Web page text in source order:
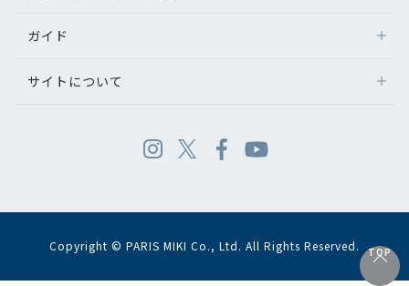
TOP
ガイド
サイトについて
Copyright © PARIS MIKI Co., Ltd. All Rights Reserved.